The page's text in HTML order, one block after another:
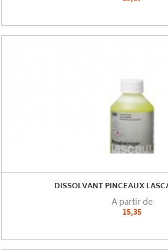
DISSOLVANT PINCEAUX
A partir de
15,35